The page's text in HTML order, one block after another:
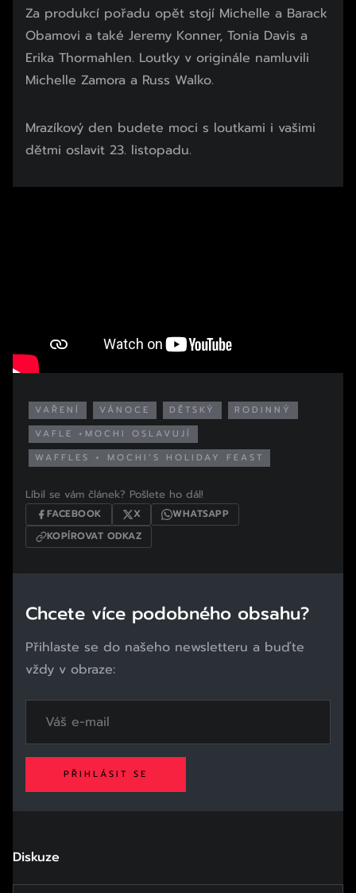
Za produkcí pořadu opět stojí Michelle a Barack
Obamovi a také Jeremy Konner, Tonia Davis a
Erika Thormahlen. Loutky v originále namluvili
Michelle Zamora a Russ Walko.
Mrazíkový den budete moci s loutkami i vašimi
dětmi oslavit 23. listopadu.
VAŘENÍ VÁNOCE DĚTSKÝ
RODINNÝ
VAFLE +MOCHI OSLAVUJÍ
WAFFLES + MOCHI’S HOLIDAY FEAST
Líbil se vám článek? Pošlete ho dál!
FACEBOOK X
WHATSAPP
KOPÍROVAT ODKAZ
Chcete více podobného obsahu?
Přihlaste se do našeho newsletteru a buďte
vždy v obraze:
PŘIHLÁSIT SE
Diskuze